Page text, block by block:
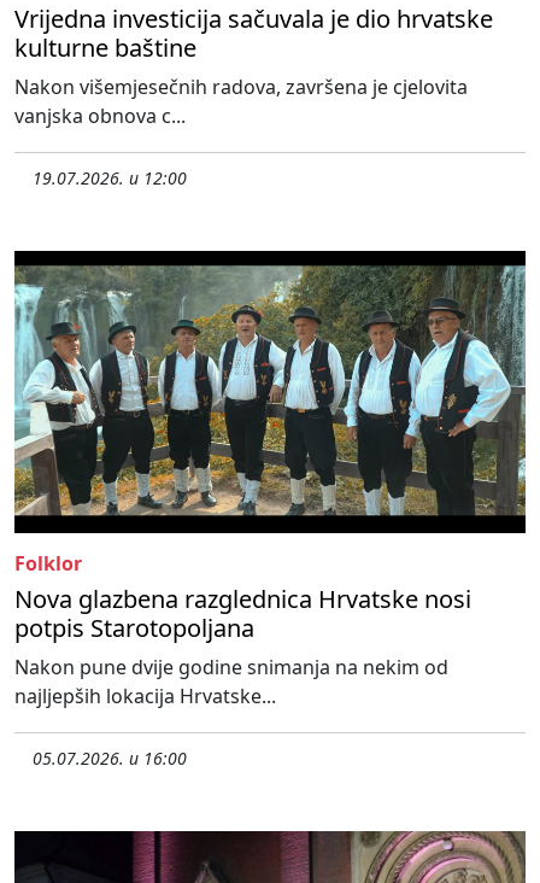
Vrijedna investicija sačuvala je dio hrvatske
kulturne baštine
Nakon višemjesečnih radova, završena je cjelovita
vanjska obnova c...
19.07.2026. u 12:00
Folklor
Nova glazbena razglednica Hrvatske nosi
potpis Starotopoljana
Nakon pune dvije godine snimanja na nekim od
najljepših lokacija Hrvatske...
05.07.2026. u 16:00